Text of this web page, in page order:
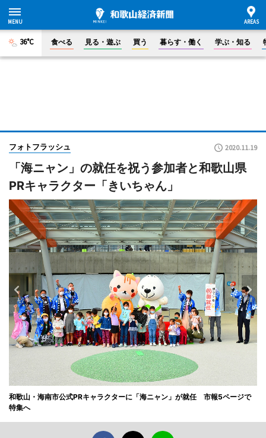
36°C 食べる 見る・遊ぶ 買う 暮らす・働く 学ぶ・知る
フォトフラッシュ 2020.11.19
「海ニャン」の就任を祝う参加者と和歌山県
PRキャラクター「きいちゃん」
和歌山・海南市公式PRキャラクターに「海ニャン」が就任 市報5ページで
特集へ